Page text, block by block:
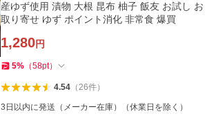
産ゆず使用 漬物 大根 昆布 柚子 飯友 お試し お
取り寄せ ゆず ポイント消化 非常食 爆買
1,280円
5% （58pt）
4.54（26件）
3日以内に発送（メーカー在庫）（休業日を除く）